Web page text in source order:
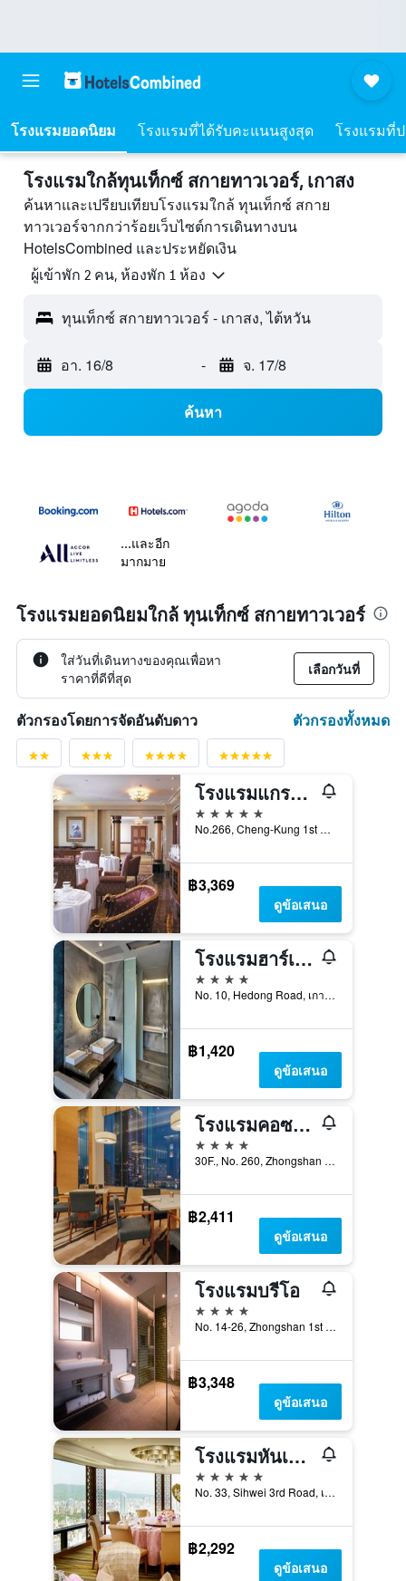
โรงแรมยอดนิยม โรงแรมที่ได้รับคะแนนสูงสุด โรงแรมที่
โรงแรมใกล้ทุนเท็กซ์ สกายทาวเวอร์, เกาสง
ค้นหาและเปรียบเทียบโรงแรมใกล้ ทุนเท็กซ์ สกาย
ทาวเวอร์จากกว่าร้อยเว็บไซต์การเดินทางบน
HotelsCombined และประหยัดเงิน
ผู้เข้าพัก 2 คน, ห้องพัก 1 ห้อง
ทุนเท็กซ์ สกายทาวเวอร์ - เกาสง, ไต้หวัน
อา. 16/8 - จ. 17/8
ค้นหา
...และอีก
มากมาย
โรงแรมยอดนิยมใกล้ ทุนเท็กซ์ สกายทาวเวอร์
ใส่วันที่เดินทางของคุณเพื่อหา
ราคาที่ดีที่สุด
เลือกวันที่
ตัวกรองโดยการจัดอันดับดาว ตัวกรองทั้งหมด
โรงแรมแกรนด์ไฮไล
5 ดาว
No.266, Cheng-Kung 1st Rd., เกาสง, ไต้หวัน
฿3,369
ดูข้อเสนอ
โรงแรมฮาร์เบอร์ 10
4 ดาว
No. 10, Hedong Road, เกาสง, ไต้หวัน
฿1,420
ดูข้อเสนอ
โรงแรมคอซซี่ จงซาน เกาสง
4 ดาว
30F., No. 260, Zhongshan 2nd Road, เกาสง, ไต้หวัน
฿2,411
ดูข้อเสนอ
โรงแรมบรีโอ
4 ดาว
No. 14-26, Zhongshan 1st Road, เกาสง, ไต้หวัน
฿3,348
ดูข้อเสนอ
โรงแรมหันเสียน อินเตอร์เนชั่นแนล
5 ดาว
No. 33, Sihwei 3rd Road, เกาสง, ไต้หวัน
฿2,292
ดูข้อเสนอ